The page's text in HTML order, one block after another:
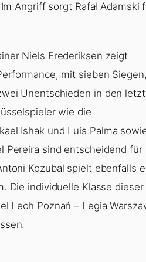
Angriff sorgt Rafał Adamski
Niels Frederiksen zeigt
mit sieben
Unentschieden in den
wie die
Ishak und Luis Palma
Pereira sind entscheidend für
Kozubal spielt ebenfalls
Die individuelle Klasse dieser
Lech Poznań – Legia